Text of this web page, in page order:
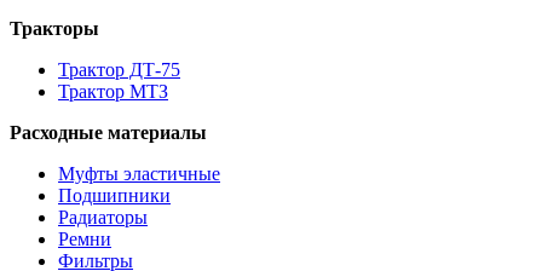
Тракторы
Трактор ДТ-75
Трактор МТЗ
Расходные материалы
Муфты эластичные
Подшипники
Радиаторы
Ремни
Фильтры